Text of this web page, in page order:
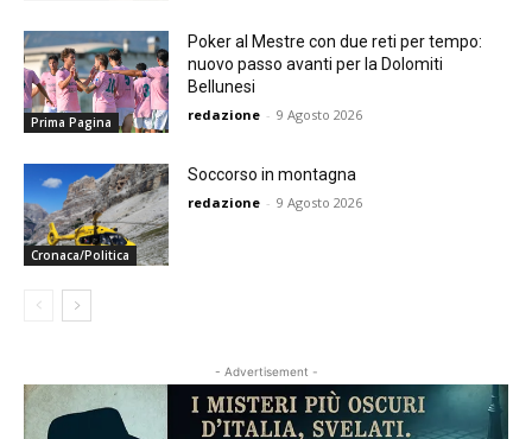
Prima Pagina
Poker al Mestre con due reti per tempo:
nuovo passo avanti per la Dolomiti
Bellunesi
redazione - 9 Agosto 2026
Cronaca/Politica
Soccorso in montagna
redazione - 9 Agosto 2026
- Advertisement -